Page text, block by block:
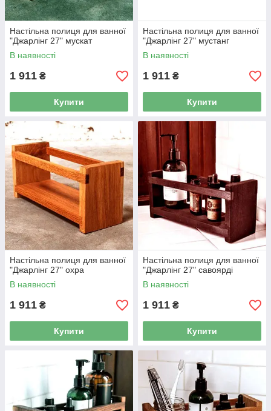
Настільна полиця для ванної
"Джарлінг 27" мускат
В наявності
1 911 ₴
Купити
Настільна полиця для ванної
"Джарлінг 27" мустанг
В наявності
1 911 ₴
Купити
Настільна полиця для ванної
"Джарлінг 27" охра
В наявності
1 911 ₴
Купити
Настільна полиця для ванної
"Джарлінг 27" савоярді
В наявності
1 911 ₴
Купити